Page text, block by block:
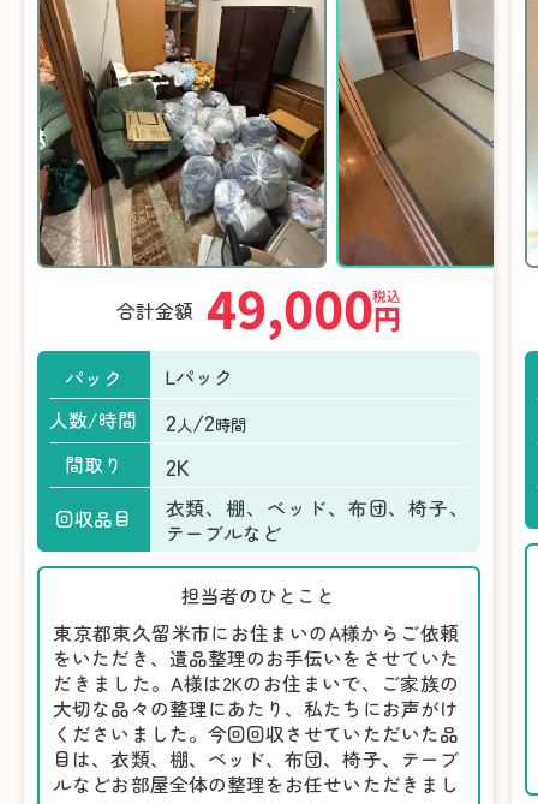
合計金額 49,000円
税込
パック
Lパック
人数/時間
2人 /2時間
間取り 2K
回収品目
衣類、棚、ベッド、布団、椅子、
テーブルなど
担当者のひとこと
東京都東久留米市にお住まいのA様からご依頼
をいただき、遺品整理のお手伝いをさせていた
だきました。A様は2Kのお住まいで、ご家族の
大切な品々の整理にあたり、私たちにお声がけ
くださいました。今回回収させていただいた品
目は、衣類、棚、ベッド、布団、椅子、テーブ
ルなどお部屋全体の整理をお任せいただきまし